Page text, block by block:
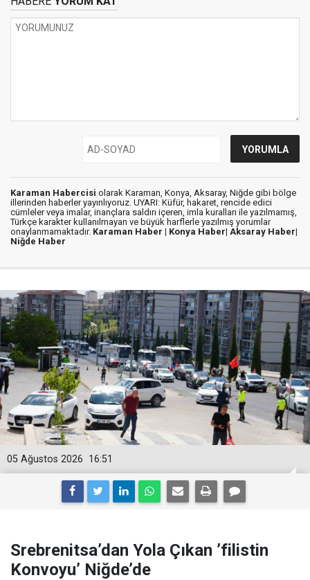
Karaman Habercisi olarak Karaman, Konya, Aksaray, Niğde gibi bölge
illerinden haberler yayınlıyoruz. UYARI: Küfür, hakaret, rencide edici
cümleler veya imalar, inançlara saldırı içeren, imla kuralları ile yazılmamış,
Türkçe karakter kullanılmayan ve büyük harflerle yazılmış yorumlar
onaylanmamaktadır. Karaman Haber | Konya Haber| Aksaray Haber|
Niğde Haber
16:51
05 Ağustos 2026
Srebrenitsa’dan Yola Çıkan ’filistin
Konvoyu’ Niğde’de